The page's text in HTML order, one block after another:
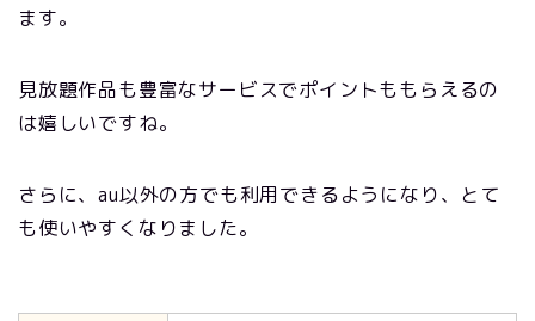
ます。
見放題作品も豊富なサービスでポイントももらえるの
は嬉しいですね。
さらに、au以外の方でも利用できるようになり、とて
も使いやすくなりました。